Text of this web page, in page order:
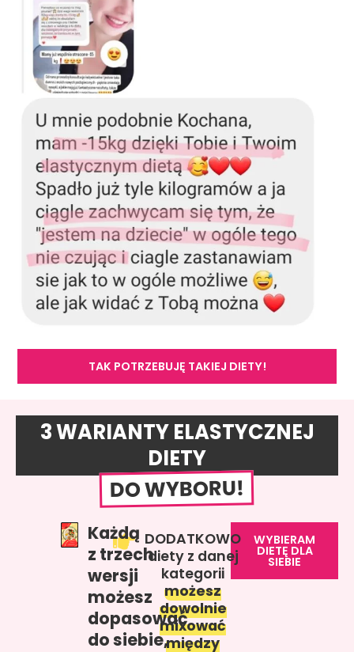
TAK POTRZEBUJĘ TAKIEJ DIETY!
3 WARIANTY ELASTYCZNEJ
DIETY
DO WYBORU!
Każdą
z trzech
wersji
możesz
dopasować
do siebie,
WYBIERAM
DIETĘ DLA
SIEBIE
DODATKOWO
diety z danej
kategorii
możesz
dowolnie
mixować
między